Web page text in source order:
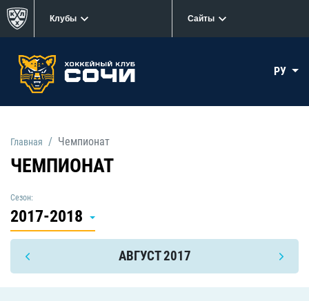
Клубы Сайты
РУ
Главная Чемпионат
ЧЕМПИОНАТ
Сезон:
2017-2018
АВГУСТ 2017